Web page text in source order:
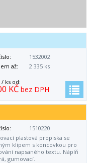
1532002
až:
2 335 ks
/ ks od:
KČ bez DPH
1510220
plastová propiska se
klipem s koncovkou pro
napsaného textu. Náplň
gumovací.